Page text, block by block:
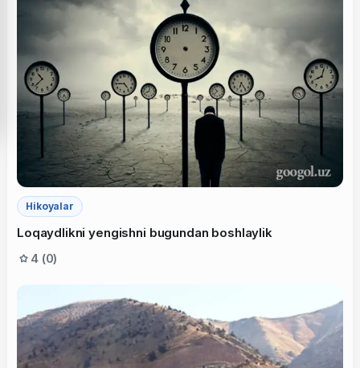
Hikoyalar
Loqaydlikni yengishni bugundan boshlaylik
4 (0)